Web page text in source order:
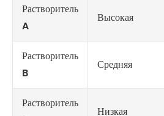
Растворитель
A
Высокая
Растворитель
B
Средняя
Растворитель
Низкая